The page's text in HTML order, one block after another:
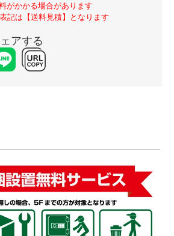
がかかる場合があります
記は【送料見積】となります
アする